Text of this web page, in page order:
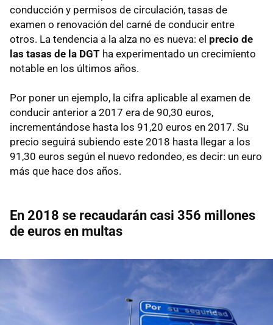
conducción y permisos de circulación, tasas de
examen o renovación del carné de conducir entre
otros. La tendencia a la alza no es nueva: el precio de
las tasas de la DGT ha experimentado un crecimiento
notable en los últimos años.
Por poner un ejemplo, la cifra aplicable al examen de
conducir anterior a 2017 era de 90,30 euros,
incrementándose hasta los 91,20 euros en 2017. Su
precio seguirá subiendo este 2018 hasta llegar a los
91,30 euros según el nuevo redondeo, es decir: un euro
más que hace dos años.
En 2018 se recaudarán casi 356 millones
de euros en multas